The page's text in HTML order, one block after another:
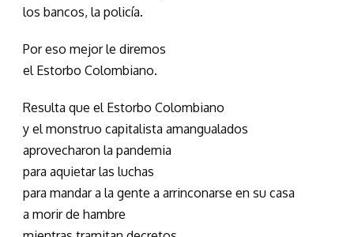
los bancos, la policía.
Por eso mejor le diremos
el Estorbo Colombiano.
Resulta que el Estorbo Colombiano
y el monstruo capitalista amangualados
aprovecharon la pandemia
para aquietar las luchas
para mandar a la gente a arrinconarse en su casa
a morir de hambre